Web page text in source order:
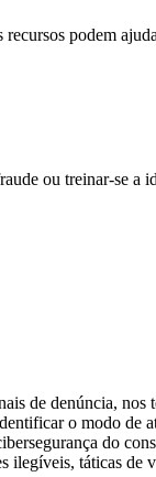
recursos podem
ou treinar-se a
de denúncia,
o modo de
do
táticas de